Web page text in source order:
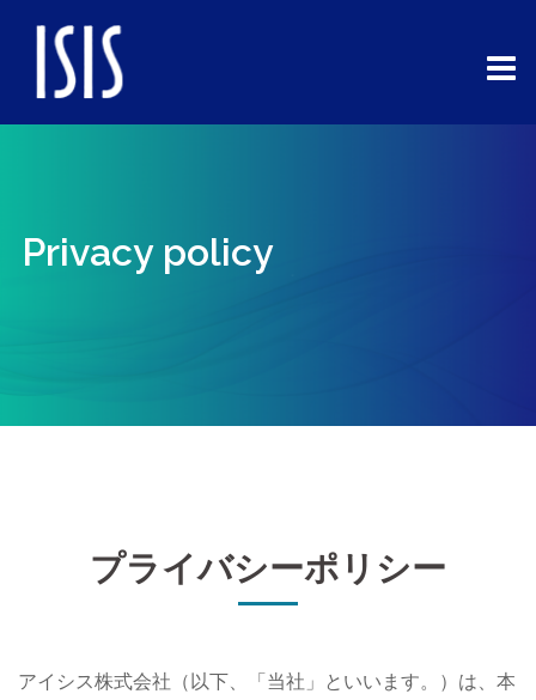
Privacy policy
プライバシーポリシー
アイシス株式会社（以下、「当社」といいます。）は、本